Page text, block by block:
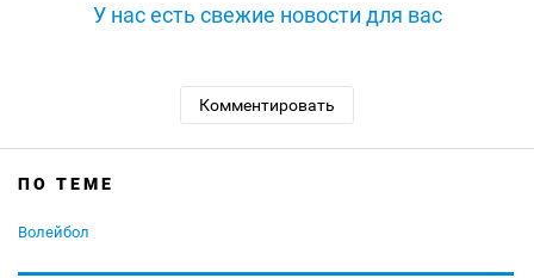
У нас есть свежие новости для вас
Комментировать
ПО ТЕМЕ
Волейбол